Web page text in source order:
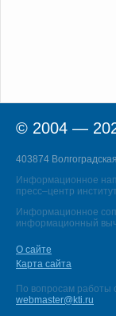
© 2004 —
403874
Информационное
пресс–центр
Информационное
информационный
О сайте
Карта сайта
По вопросам работы
webmaster@kti.ru